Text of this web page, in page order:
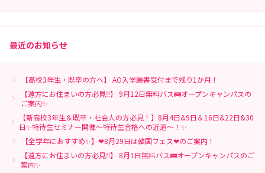
最近のお知らせ
【高校3年生・既卒の方へ】 AO入学願書受付まで残り1か月！
【遠方にお住まいの方必見‼】 9月12日無料バス🚌オープンキャンパスの
ご案内✨
【新高校3年生＆既卒・社会人の方必見！】8月4日&9日＆16日&22日&30
日✨特待生セミナー開催～特待生合格への近道～！✨
【全学年におすすめ✨】❤8月29日は韓国フェス❤のご案内！
【遠方にお住まいの方必見‼】 8月1日無料バス🚌オープンキャンパスのご
案内✨